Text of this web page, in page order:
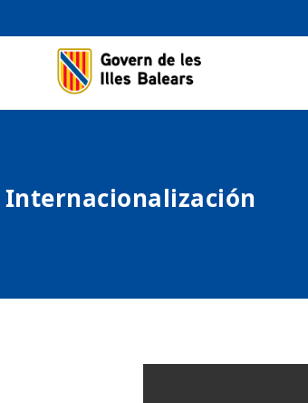
Internacionalización